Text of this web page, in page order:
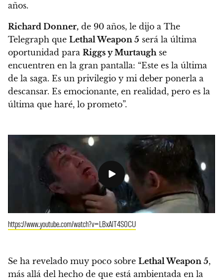
años.
Richard Donner, de 90 años, le dijo a The
Telegraph que Lethal Weapon 5 será la última
oportunidad para Riggs y Murtaughse
encuentren en la gran pantalla: “Este es la última
de la saga. Es un privilegio y mi deber ponerla a
descansar. Es emocionante, en realidad, pero es la
última que haré, lo prometo”.
https://www.youtube.com/watch?v=LBxAlT4S0CU
Se ha revelado muy poco sobre Lethal Weapon 5,
más allá del hecho de que está ambientada en la